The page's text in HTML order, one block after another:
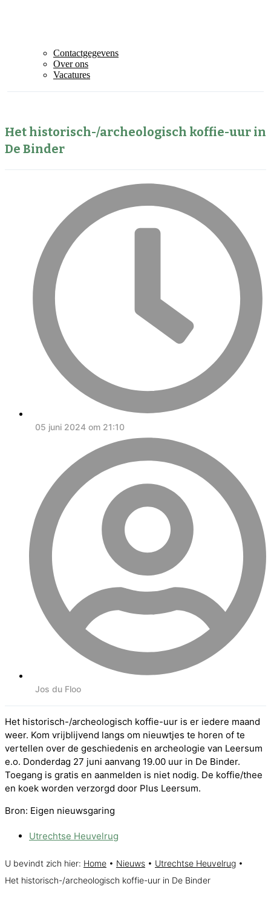
Contactgegevens
Over ons
Vacatures
Het historisch-/archeologisch koffie-uur in
De Binder
05 juni 2024 om 21:10
Jos du Floo
Het historisch-/archeologisch koffie-uur is er iedere maand
weer. Kom vrijblijvend langs om nieuwtjes te horen of te
vertellen over de geschiedenis en archeologie van Leersum
e.o. Donderdag 27 juni aanvang 19.00 uur in De Binder.
Toegang is gratis en aanmelden is niet nodig. De koffie/thee
en koek worden verzorgd door Plus Leersum.
Bron: Eigen nieuwsgaring
Utrechtse Heuvelrug
U bevindt zich hier: Home • Nieuws • Utrechtse Heuvelrug •
Het historisch-/archeologisch koffie-uur in De Binder